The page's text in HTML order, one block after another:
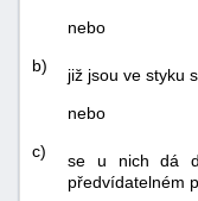
nebo
b)
již jsou ve styku
nebo
c)
se u nich dá
předvídatelném